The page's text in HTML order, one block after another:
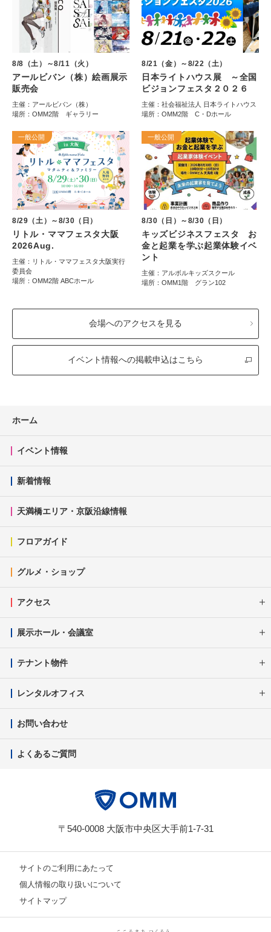
8/8（土）～8/11（火）
アールビバン（株）絵画展示
販売会
主催：アールビバン（株）
場所：OMM2階 ギャラリー
8/21（金）～8/22（土）
日本ライトハウス展 ～全国
ビジョンフェスタ２０２６
主催：社会福祉法人 日本ライトハウス
場所：OMM2階 C・Dホール
一般公開
8/29（土）～8/30（日）
リトル・ママフェスタ大阪
2026Aug.
主催：リトル・ママフェスタ大阪実行
委員会
場所：OMM2階 ABCホール
一般公開
8/30（日）～8/30（日）
キッズビジネスフェスタ お
金と起業を学ぶ起業体験イベ
ント
主催：アルボルキッズスクール
場所：OMM1階 グラン102
会場へのアクセスを見る
イベント情報への掲載申込はこちら
ホーム
イベント情報
新着情報
天満橋エリア・京阪沿線情報
フロアガイド
グルメ・ショップ
アクセス
展示ホール・会議室
テナント物件
レンタルオフィス
お問い合わせ
よくあるご質問
〒540-0008 大阪市中央区大手前1-7-31
サイトのご利用にあたって
個人情報の取り扱いについて
サイトマップ